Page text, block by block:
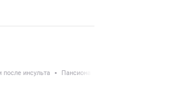
инсульта Пансионаты для людей с деменцией